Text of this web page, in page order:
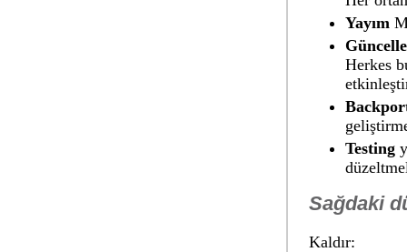
Yayım
Herkes
Testing
Sağdaki
Kaldır: